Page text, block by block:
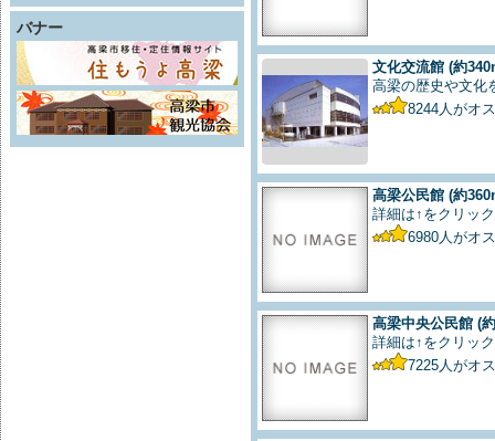
バナー
文化交流館 (約
高梁の歴史や文
8244 人がオ
高梁公民館 (約
詳細は↑をクリック
6980 人がオ
高梁中央公民館 (
詳細は↑をクリック
7225 人がオ